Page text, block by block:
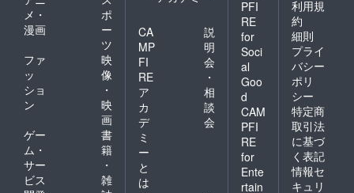
メ・
漫画
ポ
ー
ツ
ファ
ッ
ショ
ン
映
像
・
映
画
ゲー
ム・
サー
ビス
書
籍
・
雑
CA
MP
FI
RE
ア
カ
デ
ミ
ー
と
は
説
明
会
・
相
談
会
PFI
RE
for
Soci
al
Goo
d
CAM
PFI
RE
for
Ente
rtain
利用規
約
細則
プライ
バシー
ポリ
シー
特定商
取引法
に基づ
く表記
情報セ
キュリ